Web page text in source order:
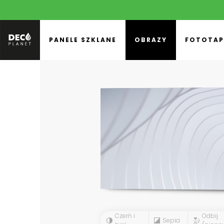
PANELE SZKLANE OBRAZY
Czerń i
Sepia
Odbij